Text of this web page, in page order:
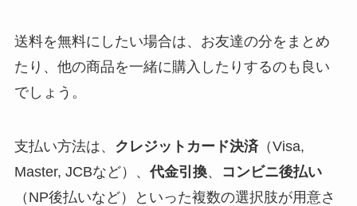
送料を無料にしたい場合は、お友達の分をまとめ
たり、他の商品を一緒に購入したりするのも良い
でしょう。
支払い方法は、 クレジットカード決済（Visa,
Master, JCBなど）、 代金引換、
コンビニ後払い
（NP後払いなど）といった複数の選択肢が用意さ